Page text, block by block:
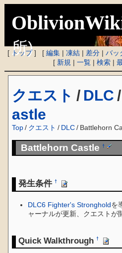
所)
[ トップ] [編集 |凍結 | 差分 |バッ
[ 新規 |一覧 |検索 |
クエスト / DLC /
astle
Top / クエスト / DLC/ Battlehorn
Battlehorn Castle†
発生条件†
DLC6 Fighter's Strongholdを
ャーナルが更新、クエストが
Quick Walkthrough†